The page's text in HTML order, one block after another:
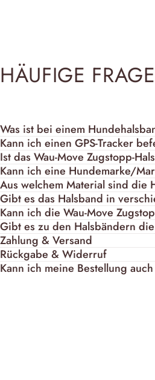
HÄUFIGE
Was ist bei einem
Kann ich einen GPS-Tracker
Ist das Wau-Move Zugstopp-
Kann ich eine Hundemarke/
Aus welchem Material sind die
Gibt es das Halsband in
Kann ich die Wau-Move
Gibt es zu den Halsbändern
Zahlung & Versand
Rückgabe & Widerruf
Kann ich meine Bestellung